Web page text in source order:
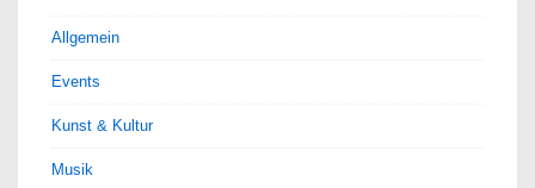
Allgemein
Events
Kunst & Kultur
Musik